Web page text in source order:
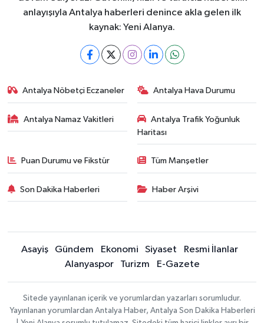
anlayışıyla Antalya haberleri denince akla gelen ilk
kaynak: Yeni Alanya.
Antalya Nöbetçi Eczaneler Antalya Hava Durumu
Antalya Namaz Vakitleri
Antalya Trafik Yoğunluk
Haritası
Puan Durumu ve Fikstür Tüm Manşetler
Son Dakika Haberleri Haber Arşivi
Asayiş Gündem Ekonomi Siyaset
Resmi İlanlar
Alanyaspor
Turizm E-Gazete
Sitede yayınlanan içerik ve yorumlardan yazarları sorumludur.
Yayınlanan yorumlardan Antalya Haber, Antalya Son Dakika Haberleri